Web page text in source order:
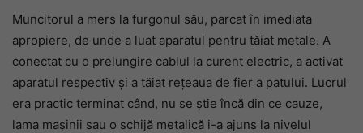
Muncitorul a mers la furgonul său, parcat în imediata
apropiere, de unde a luat aparatul pentru tăiat metale. A
conectat cu o prelungire cablul la curent electric, a activat
aparatul respectiv și a tăiat rețeaua de fier a patului. Lucrul
era practic terminat când, nu se știe încă din ce cauze,
lama mașinii sau o schijă metalică i-a ajuns la nivelul